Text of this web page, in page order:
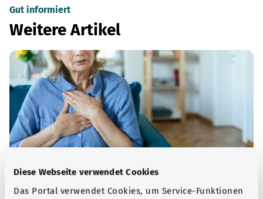
Diese Webseite verwendet Cookies
Das Portal verwendet Cookies, um Service-Funktionen
Gut informiert
Weitere Artikel